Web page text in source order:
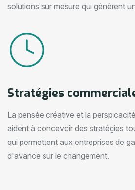
solutions sur mesure qui génèrent
Stratégies
La pensée créative et la
aident à concevoir des stratégies
qui permettent aux entreprises de
d'avance sur le changement.